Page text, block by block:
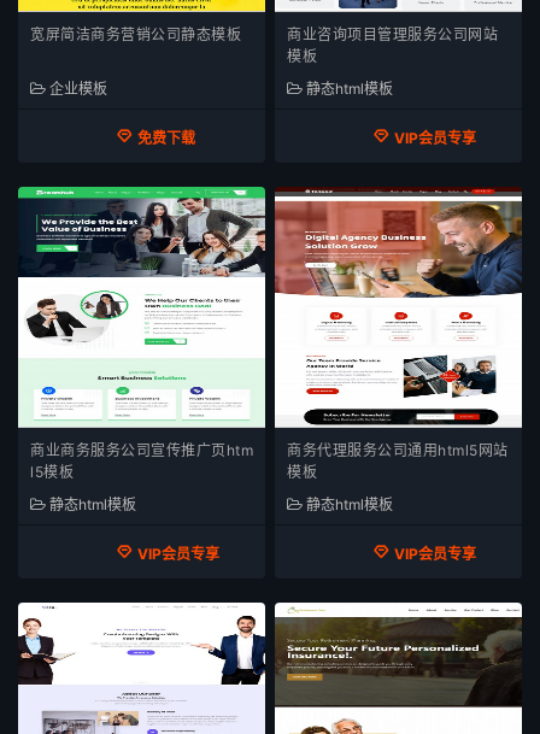
宽屏简洁商务营销公司静态模板
企业模板
免费下载
商业咨询项目管理服务公司网站
模板
静态html模板
VIP会员专享
商业商务服务公司宣传推广页htm
l5模板
静态html模板
VIP会员专享
商务代理服务公司通用html5网站
模板
静态html模板
VIP会员专享